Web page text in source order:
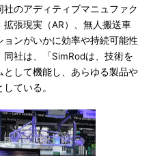
のアディティブマニュファク
張現実（AR）、無人搬送車
ョンがいかに効率や持続可能性
社は、「SimRodは、技術を
して機能し、あらゆる製品や
ている。